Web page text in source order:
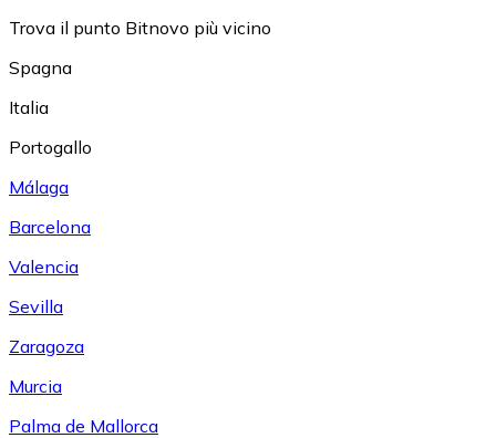
Trova il punto Bitnovo più vicino
Spagna
Italia
Portogallo
Málaga
Barcelona
Valencia
Sevilla
Zaragoza
Murcia
Palma de Mallorca